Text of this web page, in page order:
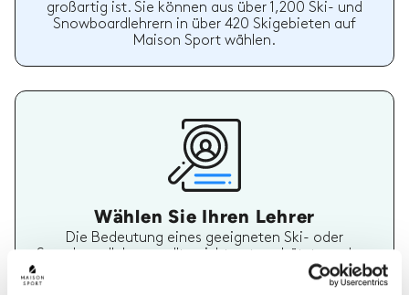
großartig ist. Sie können aus über 1,200 Ski- und
Snowboardlehrern in über 420 Skigebieten auf
Maison Sport wählen.
Wählen Sie Ihren Lehrer
Die Bedeutung eines geeigneten Ski- oder
Snowboardlehrers sollte nicht unterschätzt werden.
Ein Lehrer, der Ihren Bedürfnissen entspricht, wird
Ihren Urlaub wirklich unvergesslich machen. Auf